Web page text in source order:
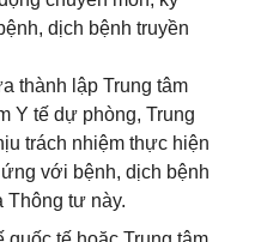
dịch bệnh truyền
thành lập Trung tâm
Y tế dự phòng, Trung
trách nhiệm thực hiện
với bệnh, dịch bệnh
Thông tư này.